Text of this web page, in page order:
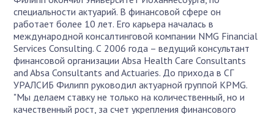
специальности актуарий. В финансовой сфере он
работает более 10 лет. Его карьера началась в
международной консалтинговой компании NMG Financial
Services Consulting. С 2006 года – ведущий консультант
финансовой организации Absa Health Care Consultants
and Absa Consultants and Actuaries. До прихода в СГ
УРАЛСИБ Филипп руководил актуарной группой KPMG.
"Мы делаем ставку не только на количественный, но и
качественный рост, за счет укрепления финансового